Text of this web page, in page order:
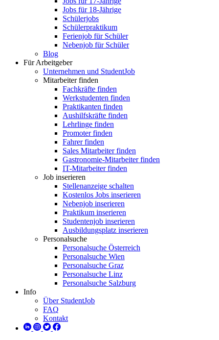
Jobs für 18-Jährige
Schülerjobs
Schülerpraktikum
Ferienjob für Schüler
Nebenjob für Schüler
Blog
Für Arbeitgeber
Unternehmen und StudentJob
Mitarbeiter finden
Fachkräfte finden
Werkstudenten finden
Praktikanten finden
Aushilfskräfte finden
Lehrlinge finden
Promoter finden
Fahrer finden
Sales Mitarbeiter finden
Gastronomie-Mitarbeiter finden
IT-Mitarbeiter finden
Job inserieren
Stellenanzeige schalten
Kostenlos Jobs inserieren
Nebenjob inserieren
Praktikum inserieren
Studentenjob inserieren
Ausbildungsplatz inserieren
Personalsuche
Personalsuche Österreich
Personalsuche Wien
Personalsuche Graz
Personalsuche Linz
Personalsuche Salzburg
Info
Über StudentJob
FAQ
Kontakt